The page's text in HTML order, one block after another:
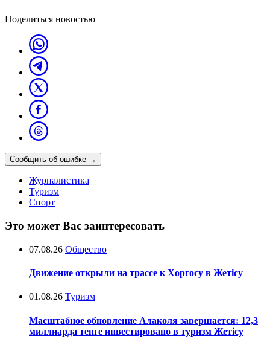
Поделиться новостью
Сообщить об ошибке →
Журналистика
Туризм
Спорт
Это может Вас заинтересовать
07.08.26 Общество
Движение открыли на трассе к Хоргосу в Жетісу
01.08.26 Туризм
Масштабное обновление Алаколя завершается: 12,3
миллиарда тенге инвестировано в туризм Жетісу